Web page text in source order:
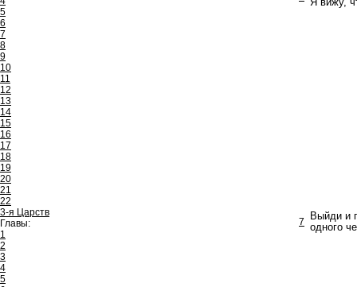
5
6
7
8
9
10
11
12
13
14
15
16
17
18
19
20
21
22
3-я Царств
Главы:
1
2
3
4
5
Я вижу,
7
Выйди и
одного